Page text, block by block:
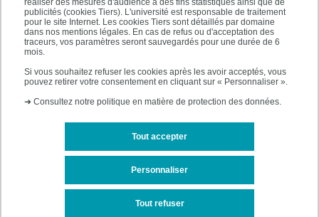
réaliser des mesures d'audience à des fins statistiques ainsi que de
publicités (cookies Tiers). L'université est responsable de traitement
pour le site Internet. Les cookies Tiers sont détaillés par domaine
dans nos mentions légales. En cas de refus ou d'acceptation des
traceurs, vos paramètres seront sauvegardés pour une durée de 6
mois.
Si vous souhaitez refuser les cookies après les avoir acceptés, vous
pouvez retirer votre consentement en cliquant sur « Personnaliser ».
➜ Consultez notre politique en matière de protection des données.
Tout accepter
Tout refuser
Personnaliser
SUIVEZ-NOUS
Plan d'accès
Plan du site